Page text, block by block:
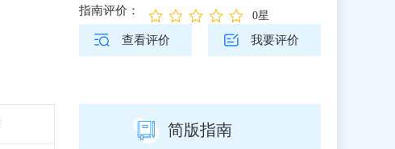
指南评价： 0星
查看评价 我要评价
简版指南